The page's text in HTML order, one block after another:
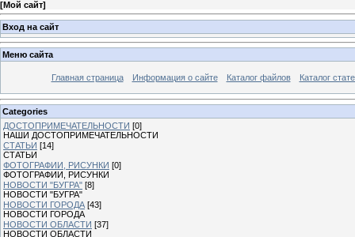
[Мой сайт]
Вход на сайт
Меню сайта
Главная страница Информация о сайте Каталог файлов Каталог
Categories
ДОСТОПРИМЕЧАТЕЛЬНОСТИ [0]
НАШИ ДОСТОПРИМЕЧАТЕЛЬНОСТИ
СТАТЬИ [14]
СТАТЬИ
ФОТОГРАФИИ, РИСУНКИ [0]
ФОТОГРАФИИ, РИСУНКИ
НОВОСТИ "БУГРА" [8]
НОВОСТИ "БУГРА"
НОВОСТИ ГОРОДА [43]
НОВОСТИ ГОРОДА
НОВОСТИ ОБЛАСТИ [37]
НОВОСТИ ОБЛАСТИ